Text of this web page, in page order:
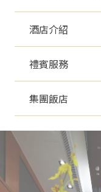
酒店介紹
禮賓服務
集團飯店